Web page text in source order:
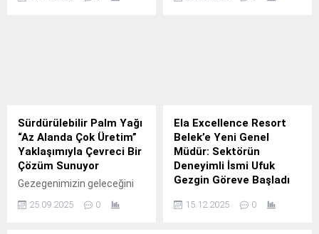
organizasyon yapısını
Sürdürülebilir Palm Yağı
“Az Alanda Çok Üretim”
Yaklaşımıyla Çevreci Bir
Çözüm Sunuyor
Gezegenimizin geleceğini
bugün her zamankinden
25.09.2025 0
Ela Excellence Resort
Belek’e Yeni Genel
Müdür: Sektörün
Deneyimli İsmi Ufuk
Gezgin Göreve Başladı
deneyimli
15.12.2025 0